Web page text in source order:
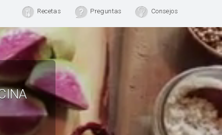
Recetas Preguntas Consejos